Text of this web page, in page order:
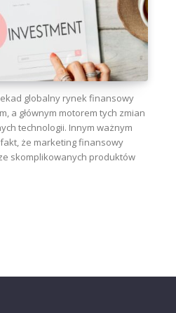
globalny rynek finansowy
a głównym motorem tych zmian
technologii. Innym ważnym
że marketing finansowy
skomplikowanych produktów